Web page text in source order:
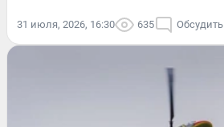
31 июля, 2026, 16:30 635 Обсудить